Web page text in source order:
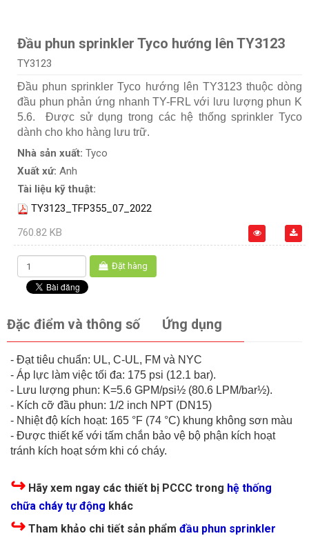
Đầu phun sprinkler Tyco hướng lên TY3123
TY3123
Đầu phun sprinkler Tyco hướng lên TY3123 thuộc dòng
đầu phun phản ứng nhanh TY-FRL với lưu lượng phun K
5.6. Được sử dụng trong các hệ thống sprinkler Tyco
dành cho kho hàng lưu trữ.
Nhà sản xuất: Tyco
Xuất xứ: Anh
Tài liệu kỹ thuật:
TY3123_TFP355_07_2022
760.82 KB
Đặt hàng
Đặc điểm và thông số Ứng dụng
- Đạt tiêu chuẩn: UL, C-UL, FM và NYC
- Áp lực làm việc tối đa: 175 psi (12.1 bar).
- Lưu lượng phun: K=5.6 GPM/psi½ (80.6 LPM/bar½).
- Kích cỡ đầu phun: 1/2 inch NPT (DN15)
- Nhiệt độ kích hoạt: 165 °F (74 °C) khung không sơn màu
- Được thiết kế với tấm chắn bảo vệ bộ phận kích hoạt
tránh kích hoạt sớm khi có cháy.
↪ Hãy xem ngay các thiết bị PCCC trong hệ thống
chữa cháy tự động khác
↪ Tham khảo chi tiết sản phẩm đầu phun sprinkler